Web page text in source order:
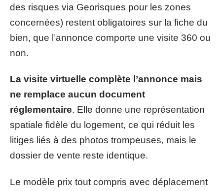
des risques via Georisques pour les zones
concernées) restent obligatoires sur la fiche du
bien, que l’annonce comporte une visite 360 ou
non.
La visite virtuelle complète l’annonce mais
ne remplace aucun document
réglementaire. Elle donne une représentation
spatiale fidèle du logement, ce qui réduit les
litiges liés à des photos trompeuses, mais le
dossier de vente reste identique.
Le modèle prix tout compris avec déplacement